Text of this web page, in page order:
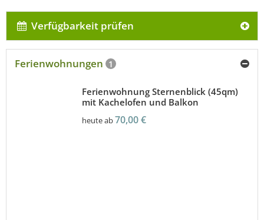
Verfügbarkeit prüfen
Ferienwohnungen 1
Ferienwohnung Sternenblick (45qm)
mit Kachelofen und Balkon
heute ab70,00 €